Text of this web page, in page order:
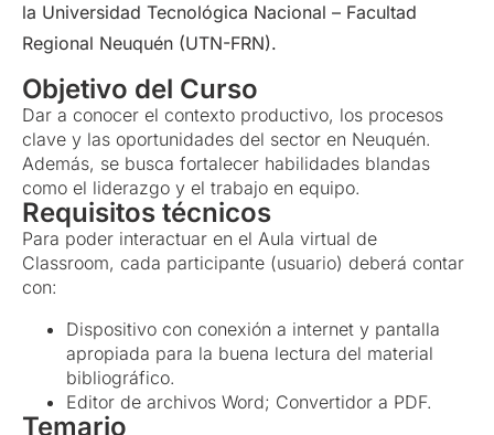
la Universidad Tecnológica Nacional – Facultad
Regional Neuquén (UTN-FRN).
Objetivo del Curso
Dar a conocer el contexto productivo, los procesos
clave y las oportunidades del sector en Neuquén.
Además, se busca fortalecer habilidades blandas
como el liderazgo y el trabajo en equipo.
Requisitos técnicos
Para poder interactuar en el Aula virtual de
Classroom, cada participante (usuario) deberá contar
con:
Dispositivo con conexión a internet y pantalla
apropiada para la buena lectura del material
bibliográfico.
Editor de archivos Word; Convertidor a PDF.
Temario